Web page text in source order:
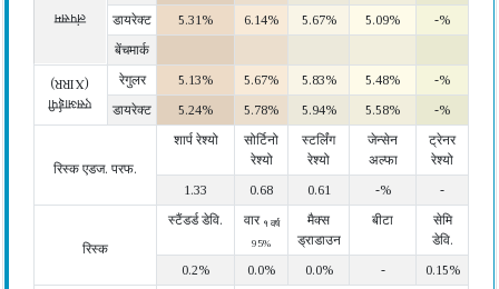
लंपसम
डायरेक्ट
5.31% 6.14% 5.67% 5.09%
-%
बेंचमार्क
एसआईपी
(XIRR) रेगुलर 5.13% 5.67% 5.83% 5.48%
-%
डायरेक्ट
5.24% 5.78% 5.94% 5.58% -%
रिस्क एडज. परफ.
शार्प रेश्यो
सोर्टिनो
रेश्यो
स्टर्लिंग
रेश्यो
जेन्सेन
अल्फा
ट्रेनर
रेश्यो
1.33
0.68 0.61 -% -
रिस्क
स्टैंडर्ड डेवि. वार १ वर्ष
95%
मैक्स
ड्राडाउन
बीटा
सेमि
डेवि.
0.2%
0.0% 0.0% -
0.15%